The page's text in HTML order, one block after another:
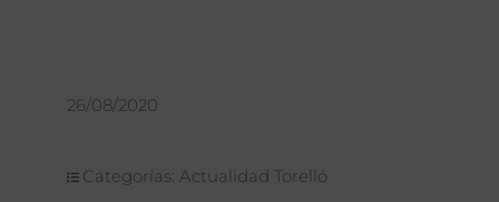
26/08/2020
Categorías: Actualidad Torelló